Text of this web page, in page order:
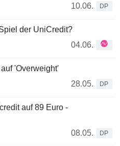
10.06.
DP
der UniCredit?
04.06.
'Overweight'
28.05.
DP
auf 89 Euro -
08.05.
DP